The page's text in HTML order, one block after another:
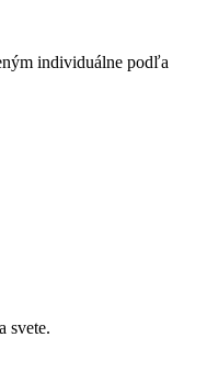
individuálne podľa
svete.